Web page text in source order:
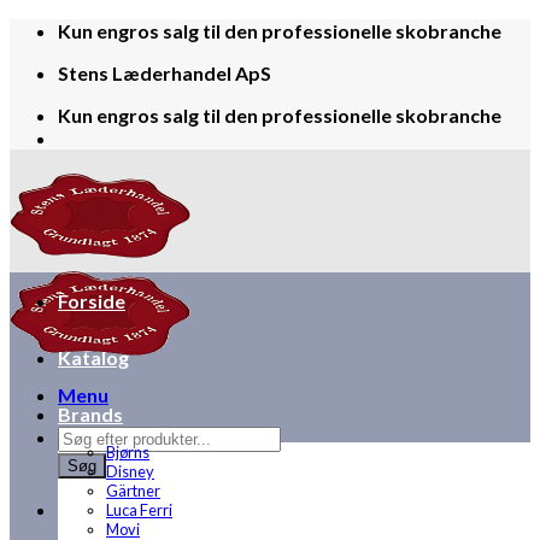
Skip
content
Kun engros salg til den professionelle skobranche
Stens Læderhandel ApS
Kun engros salg til den professionelle skobranche
Menu
Products
search
Søg
Forside
Katalog
Brands
Bjørns
Disney
Gärtner
Luca Ferri
Movi